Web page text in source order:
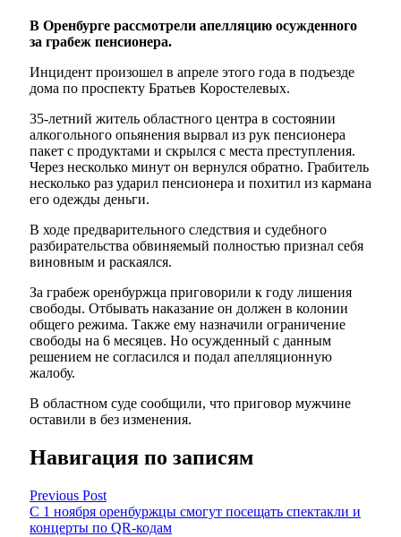
В Оренбурге рассмотрели апелляцию осужденного
за грабеж пенсионера.
Инцидент произошел в апреле этого года в подъезде
дома по проспекту Братьев Коростелевых.
35-летний житель областного центра в состоянии
алкогольного опьянения вырвал из рук пенсионера
пакет с продуктами и скрылся с места преступления.
Через несколько минут он вернулся обратно. Грабитель
несколько раз ударил пенсионера и похитил из кармана
его одежды деньги.
В ходе предварительного следствия и судебного
разбирательства обвиняемый полностью признал себя
виновным и раскаялся.
За грабеж оренбуржца приговорили к году лишения
свободы. Отбывать наказание он должен в колонии
общего режима. Также ему назначили ограничение
свободы на 6 месяцев. Но осужденный с данным
решением не согласился и подал апелляционную
жалобу.
В областном суде сообщили, что приговор мужчине
оставили в без изменения.
Навигация по записям
Previous Post
С 1 ноября оренбуржцы смогут посещать спектакли и
концерты по QR-кодам